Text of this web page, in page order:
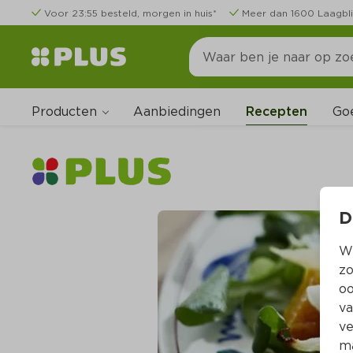
Voor 23:55 besteld, morgen in huis* Meer dan 1600
Producten Aanbiedingen Recepten